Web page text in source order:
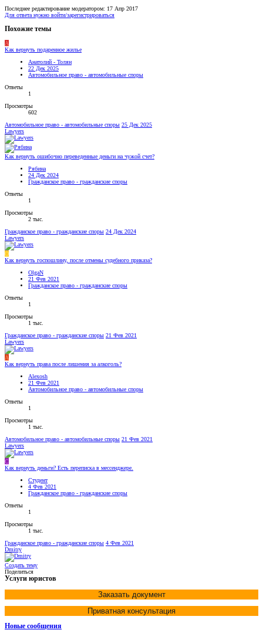
Последнее редактирование модератором: 17 Апр 2017
Для ответа нужно войти/зарегистрироваться
Похожие темы
А
Как вернуть подаренное жилье
Анатолий - Толян
22 Дек 2025
Автомобильное право - автомобильные споры
Ответы
1
Просмотры
602
Автомобильное право - автомобильные споры 25 Дек 2025
Lawyers
Как вернуть ошибочно переведенные деньги на чужой счет?
Рябина
24 Дек 2024
Гражданское право - гражданские споры
Ответы
1
Просмотры
2 тыс.
Гражданское право - гражданские споры 24 Дек 2024
Lawyers
O
Как вернуть госпошлину, после отмены судебного приказа?
OlgaN
21 Фев 2021
Гражданское право - гражданские споры
Ответы
1
Просмотры
1 тыс.
Гражданское право - гражданские споры 21 Фев 2021
Lawyers
A
Как вернуть права после лишения за алкоголь?
Alexosh
21 Фев 2021
Автомобильное право - автомобильные споры
Ответы
1
Просмотры
1 тыс.
Автомобильное право - автомобильные споры 21 Фев 2021
Lawyers
С
Как вернуть деньги? Есть переписка в мессенджере.
Студент
4 Фев 2021
Гражданское право - гражданские споры
Ответы
1
Просмотры
1 тыс.
Гражданское право - гражданские споры 4 Фев 2021
Dmitry
Создать тему
Поделиться
Услуги юристов
Заказать документ
Приватная консультация
Новые сообщения